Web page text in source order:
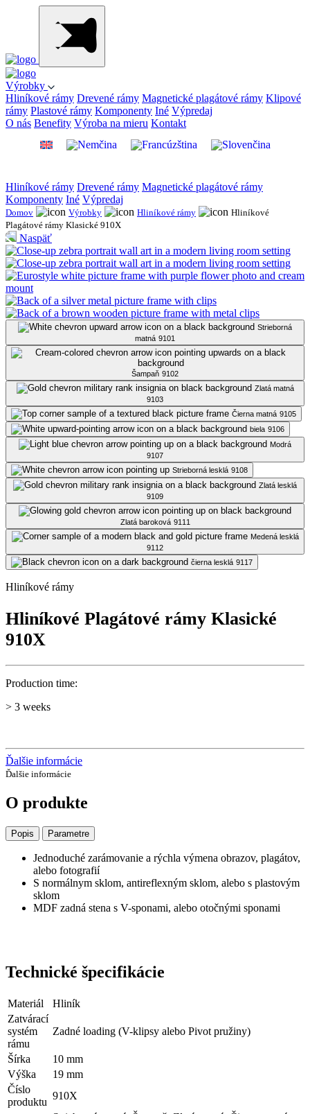
Výrobky
Hliníkové rámy Drevené rámy Magnetické plagátové rámy Klipové
rámy Plastové rámy Komponenty Iné Výpredaj
O nás Benefity Výroba na mieru Kontakt
Hliníkové rámy Drevené rámy Magnetické plagátové rámy
Komponenty Iné Výpredaj
Domov Výrobky Hliníkové rámy
Hliníkové
Plagátové rámy Klasické 910X
Naspäť
Strieborná
matná 9101
Šampaň 9102
Zlatá matná
9103
Čierna matná 9105
biela 9106
Modrá
9107
Strieborná lesklá 9108
Zlatá lesklá
9109
Zlatá baroková 9111
Medená lesklá
9112
čierna lesklá 9117
Hliníkové rámy
Hliníkové Plagátové rámy Klasické
910X
Production time:
> 3 weeks
Ďalšie informácie
Ďalšie informácie
O produkte
Popis Parametre
Jednoduché zarámovanie a rýchla výmena obrazov, plagátov,
alebo fotografií
S normálnym sklom, antireflexným sklom, alebo s plastovým
sklom
MDF zadná stena s V-sponami, alebo otočnými sponami
Technické špecifikácie
Materiál
Hliník
Zatvárací
systém
rámu
Zadné loading (V-klipsy alebo Pivot pružiny)
Šírka
10 mm
Výška
19 mm
Číslo
produktu
910X